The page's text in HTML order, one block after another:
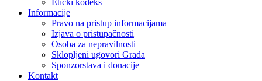
Informacije
Pravo na pristup informacijama
Izjava o pristupačnosti
Osoba za nepravilnosti
Sklopljeni ugovori Grada
Sponzorstava i donacije
Kontakt